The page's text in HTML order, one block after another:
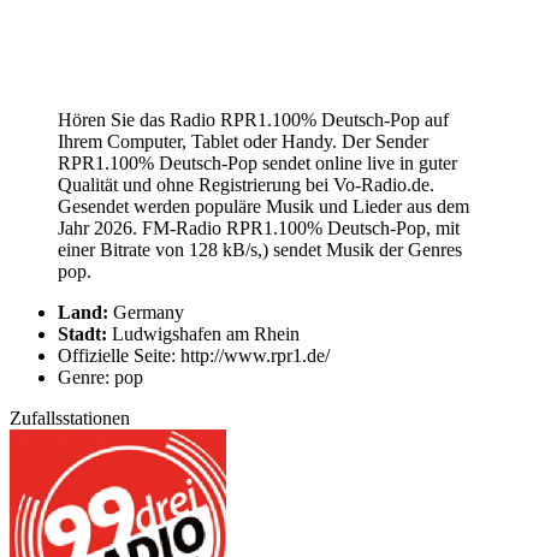
Hören Sie das Radio RPR1.100% Deutsch-Pop auf
Ihrem Computer, Tablet oder Handy. Der Sender
RPR1.100% Deutsch-Pop sendet online live in guter
Qualität und ohne Registrierung bei Vo-Radio.de.
Gesendet werden populäre Musik und Lieder aus dem
Jahr 2026. FM-Radio RPR1.100% Deutsch-Pop, mit
einer Bitrate von 128 kB/s,) sendet Musik der Genres
pop.
Land: Germany
Stadt: Ludwigshafen am Rhein
Offizielle Seite: http://www.rpr1.de/
Genre: pop
Zufallsstationen